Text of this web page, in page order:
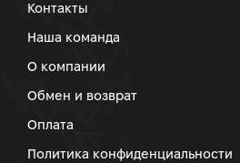
Контакты
Наша команда
О компании
Обмен и возврат
Оплата
Политика конфиденциальности